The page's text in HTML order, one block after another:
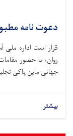
دعوت نامه
روان، با حضور
جهانی ماین پاکی
بیشتر